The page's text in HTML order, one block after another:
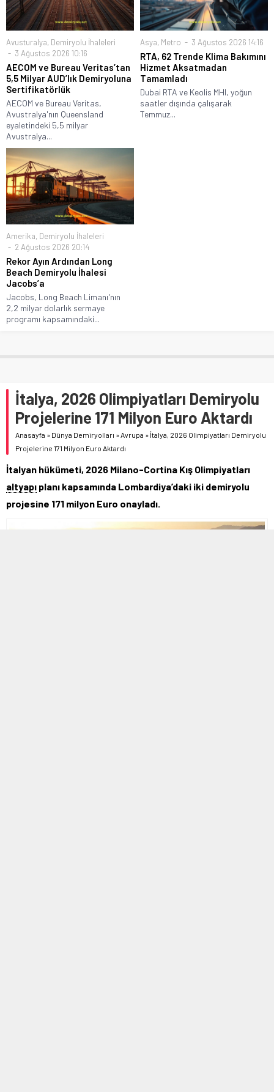
Avusturalya, Demiryolu İhaleleri
3 Ağustos 2026 10:16
AECOM ve Bureau Veritas’tan
5,5 Milyar AUD’lık Demiryoluna
Sertifikatörlük
AECOM ve Bureau Veritas,
Avustralya'nın Queensland
eyaletindeki 5,5 milyar
Avustralya...
Asya, Metro 3 Ağustos 2026 14:16
RTA, 62 Trende Klima Bakımını
Hizmet Aksatmadan
Tamamladı
Dubai RTA ve Keolis MHI, yoğun
saatler dışında çalışarak
Temmuz...
Amerika, Demiryolu İhaleleri
2 Ağustos 2026 20:14
Rekor Ayın Ardından Long
Beach Demiryolu İhalesi
Jacobs’a
Jacobs, Long Beach Limanı'nın
2,2 milyar dolarlık sermaye
programı kapsamındaki...
İtalya, 2026 Olimpiyatları Demiryolu
Projelerine 171 Milyon Euro Aktardı
Anasayfa » Dünya Demiryolları »Avrupa » İtalya, 2026 Olimpiyatları Demiryolu
Projelerine 171 Milyon Euro Aktardı
İtalyan hükümeti, 2026 Milano-Cortina Kış Olimpiyatları
altyapı planı kapsamında Lombardiya’daki iki demiryolu
projesine 171 milyon Euro onayladı.